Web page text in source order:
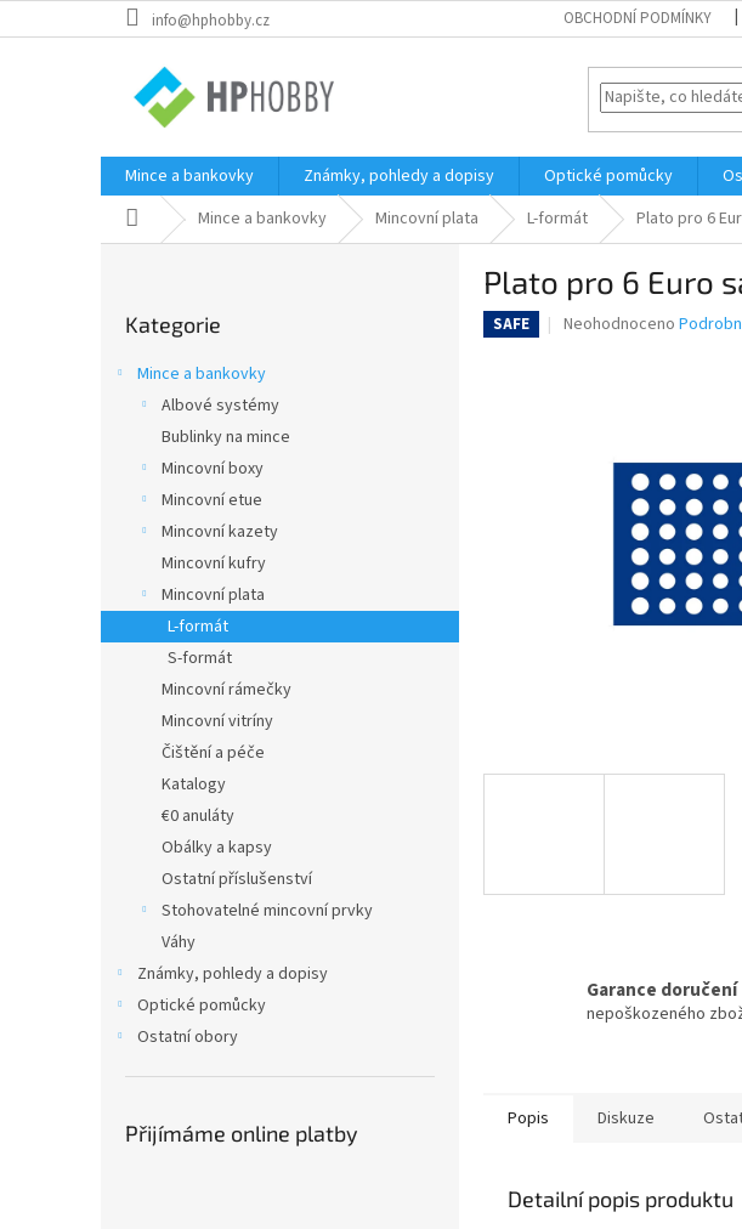
na
info@hphobby.cz OBCHODNÍ PODMÍNKY
Mince a bankovky Známky, pohledy a dopisy Optické pomůcky
Domů Mince a bankovky Mincovní plata L-formát Plato pro 6
l
kategorie
Kategorie
Mince a bankovky
Albové systémy
Bublinky na mince
Mincovní boxy
Mincovní etue
Mincovní kazety
Mincovní kufry
Mincovní plata
L-formát
S-formát
Mincovní rámečky
Mincovní vitríny
Čištění a péče
Katalogy
€0 anuláty
Obálky a kapsy
Ostatní příslušenství
Stohovatelné mincovní prvky
Váhy
Známky, pohledy a dopisy
Optické pomůcky
Ostatní obory
Přijímáme online platby
Plato pro 6 Euro
SAFE
Průměrné
hvězdiček.
Neohodnoceno
Garance doručení
nepoškozeného
Popis Diskuze
Detailní popis produktu